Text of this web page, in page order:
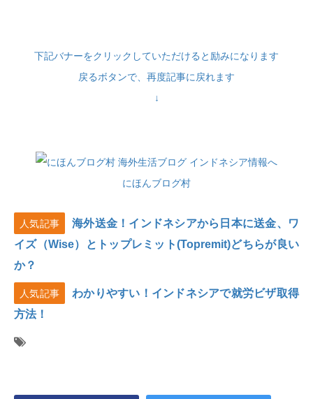
下記バナーをクリックしていただけると励みになります
戻るボタンで、再度記事に戻れます
↓
にほんブログ村
人気記事
海外送金！インドネシアから日本に送金、ワ
イズ（Wise）とトップレミット(Topremit)どちらが良い
か？
人気記事
わかりやすい！インドネシアで就労ビザ取得
方法！